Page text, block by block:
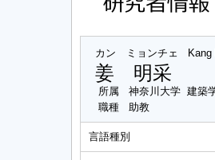
カン ミョンチェ
姜 明采
所属
神奈川大学 建築
職種
助教
言語種別